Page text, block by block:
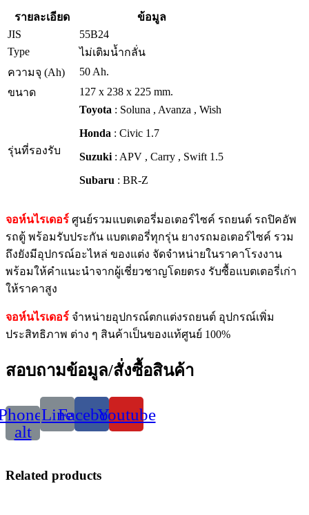
รายละเอียด
ข้อมูล
JIS
55B24
Type
ไม่เติมน้ำกลั่น
ความจุ (Ah)
50 Ah.
ขนาด
127 x 238 x 225 mm.
รุ่นที่รองรับ
Toyota : Soluna , Avanza , Wish
Honda : Civic 1.7
Suzuki : APV , Carry , Swift 1.5
Subaru : BR-Z
จอห์นไรเดอร์ ศูนย์รวมแบตเตอรี่มอเตอร์ไซค์ รถยนต์ รถปิคอัพ
รถตู้ พร้อมรับประกัน แบตเตอรี่ทุกรุ่น ยางรถมอเตอร์ไซค์ รวม
ถึงยังมีอุปกรณ์อะไหล่ ของแต่ง จัดจำหน่ายในราคาโรงงาน
พร้อมให้คำแนะนำจากผู้เชี่ยวชาญโดยตรง รับซื้อแบตเตอรี่เก่า
ให้ราคาสูง
จอห์นไรเดอร์ จำหน่ายอุปกรณ์ตกแต่งรถยนต์ อุปกรณ์เพิ่ม
ประสิทธิภาพ ต่าง ๆ สินค้าเป็นของแท้ศูนย์ 100%
สอบถามข้อมูล/สั่งซื้อสินค้า
alt
LineFacebookYoutube
Related products